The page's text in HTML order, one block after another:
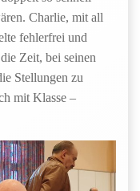
Charlie, mit all
fehlerfrei und
Zeit, bei seinen
Stellungen zu
mit Klasse –